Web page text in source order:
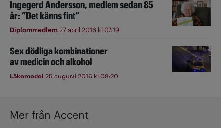
Ingegerd Andersson, medlem sedan 85
år: ”Det känns fint”
Diplommedlem27 april 2016 kl 07:19
Sex dödliga kombinationer
av medicin och alkohol
Läkemedel 25 augusti 2016 kl 08:20
Mer från Accent